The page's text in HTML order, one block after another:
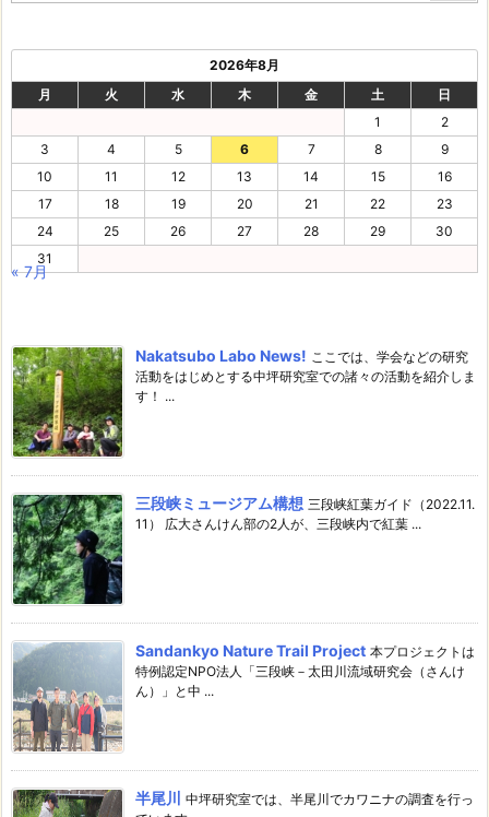
2026年8月
月
火 水 木 金 土
日
1
2
3
4 5 6 7 8
9
10
11 12 13 14 15
16
17
18 19 20 21 22
23
24
25 26 27 28 29
30
31
« 7月
Nakatsubo Labo News! ここでは、学会などの研究
活動をはじめとする中坪研究室での諸々の活動を紹介しま
す！ ...
三段峡ミュージアム構想 三段峡紅葉ガイド（2022.11.
11） 広大さんけん部の2人が、三段峡内で紅葉 ...
Sandankyo Nature Trail Project 本プロジェクトは
特例認定NPO法人「三段峡－太田川流域研究会（さんけ
ん）」と中 ...
半尾川 中坪研究室では、半尾川でカワニナの調査を行っ